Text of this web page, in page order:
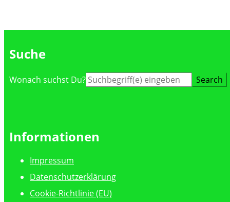
Suche
Suche
Wonach suchst Du?
Informationen
Impressum
Datenschutzerklärung
Cookie-Richtlinie (EU)